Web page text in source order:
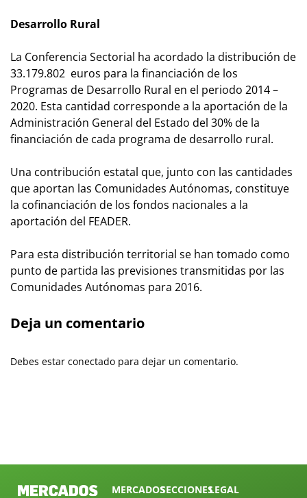
Desarrollo Rural
La Conferencia Sectorial ha acordado la distribución de
33.179.802 euros para la financiación de los
Programas de Desarrollo Rural en el periodo 2014 –
2020. Esta cantidad corresponde a la aportación de la
Administración General del Estado del 30% de la
financiación de cada programa de desarrollo rural.
Una contribución estatal que, junto con las cantidades
que aportan las Comunidades Autónomas, constituye
la cofinanciación de los fondos nacionales a la
aportación del FEADER.
Para esta distribución territorial se han tomado como
punto de partida las previsiones transmitidas por las
Comunidades Autónomas para 2016.
Deja un comentario
Debes estar conectado para dejar un comentario.
MERCADOSSECCIONESLEGAL